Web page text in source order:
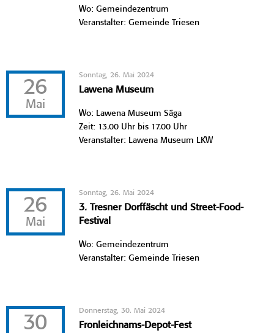
Wo: Gemeindezentrum
Veranstalter: Gemeinde Triesen
26
Mai
Sonntag, 26. Mai 2024
Lawena Museum
Wo: Lawena Museum Säga
Zeit: 13.00 Uhr bis 17.00 Uhr
Veranstalter: Lawena Museum LKW
26
Mai
Sonntag, 26. Mai 2024
3. Tresner Dorffäscht und Street-Food-
Festival
Wo: Gemeindezentrum
Veranstalter: Gemeinde Triesen
30
Donnerstag, 30. Mai 2024
Fronleichnams-Depot-Fest